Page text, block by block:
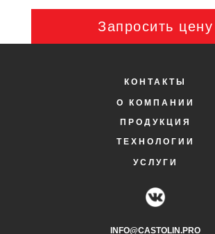
Запросить цену
КОНТАКТЫ
О КОМПАНИИ
ПРОДУКЦИЯ
ТЕХНОЛОГИИ
УСЛУГИ
INFO@CASTOLIN.PRO